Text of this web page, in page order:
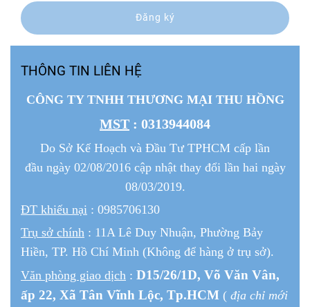
Đăng ký
THÔNG TIN LIÊN HỆ
CÔNG TY TNHH THƯƠNG MẠI THU HỒNG
MST : 0313944084
Do Sở Kế Hoạch và Đầu Tư TPHCM cấp lần
đầu ngày 02/08/2016 cập nhật thay đổi lần hai ngày
08/03/2019.
ĐT khiếu nại : 0985706130
Trụ sở chính : 11A Lê Duy Nhuận, Phường Bảy
Hiền, TP. Hồ Chí Minh (Không để hàng ở trụ sở).
Văn phòng giao dịch : D15/26/1D, Võ Văn Vân,
ấp 22, Xã Tân Vĩnh Lộc, Tp.HCM ( địa chỉ mới